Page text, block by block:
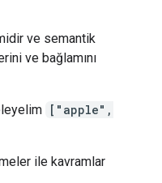
ve semantik
ve bağlamını
["apple",
ile kavramlar